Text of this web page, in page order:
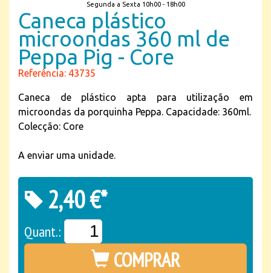
Segunda a Sexta 10h00 - 18h00
Caneca plástico
microondas 360 ml de
Peppa Pig - Core
Referência: 43735
Caneca de plástico apta para utilização em
microondas da porquinha Peppa. Capacidade: 360ml.
Colecção: Core
A enviar uma unidade.
2,40 €*
Quant.:
COMPRAR